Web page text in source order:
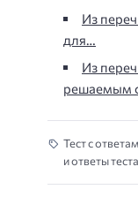
Из
для…
Из
решаемым
Тест с
и ответы теста